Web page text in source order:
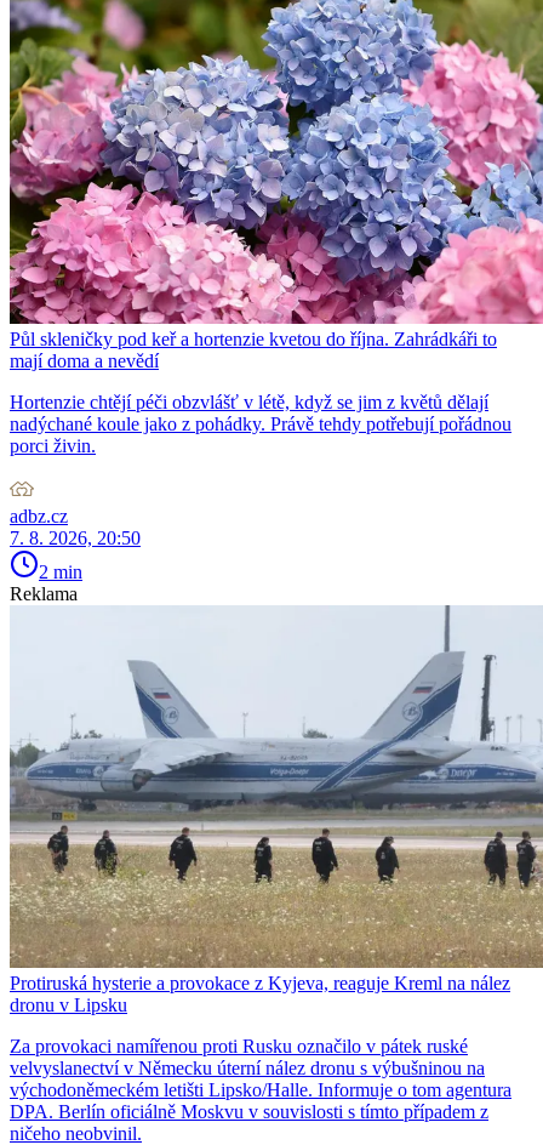
Půl skleničky pod keř a hortenzie kvetou do října. Zahrádkáři to
mají doma a nevědí
Hortenzie chtějí péči obzvlášť v létě, když se jim z květů dělají
nadýchané koule jako z pohádky. Právě tehdy potřebují pořádnou
porci živin.
adbz.cz
7. 8. 2026, 20:50
2 min
Reklama
Protiruská hysterie a provokace z Kyjeva, reaguje Kreml na nález
dronu v Lipsku
Za provokaci namířenou proti Rusku označilo v pátek ruské
velvyslanectví v Německu úterní nález dronu s výbušninou na
východoněmeckém letišti Lipsko/Halle. Informuje o tom agentura
DPA. Berlín oficiálně Moskvu v souvislosti s tímto případem z
ničeho neobvinil.